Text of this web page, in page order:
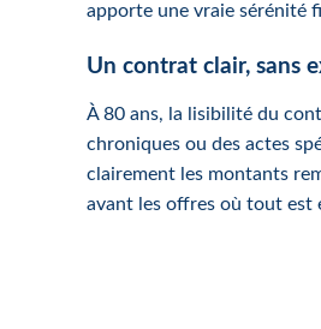
apporte une vraie sérénité
Un contrat clair, sans
À 80 ans, la lisibilité du
chroniques ou des actes
clairement les montants
avant les offres où tout est